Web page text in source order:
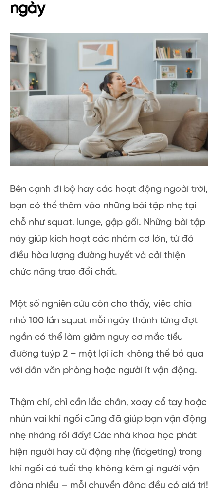
ngày
Bên cạnh đi bộ hay các hoạt động ngoài trời,
bạn có thể thêm vào những bài tập nhẹ tại
chỗ như squat, lunge, gập gối. Những bài tập
này giúp kích hoạt các nhóm cơ lớn, từ đó
điều hòa lượng đường huyết và cải thiện
chức năng trao đổi chất.
Một số nghiên cứu còn cho thấy, việc chia
nhỏ 100 lần squat mỗi ngày thành từng đợt
ngắn có thể làm giảm nguy cơ mắc tiểu
đường tuýp 2 – một lợi ích không thể bỏ qua
với dân văn phòng hoặc người ít vận động.
Thậm chí, chỉ cần lắc chân, xoay cổ tay hoặc
nhún vai khi ngồi cũng đã giúp bạn vận động
nhẹ nhàng rồi đấy! Các nhà khoa học phát
hiện người hay cử động nhẹ (fidgeting) trong
khi ngồi có tuổi thọ không kém gì người vận
động nhiều – mỗi chuyển động đều có giá trị!